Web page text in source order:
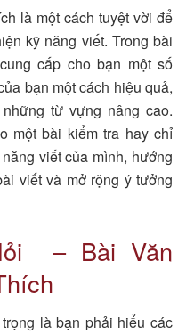
là một cách tuyệt vời để
kỹ năng viết. Trong bài
cấp cho bạn một số
bạn một cách hiệu quả,
từ vựng nâng cao.
một bài kiểm tra hay chỉ
viết của mình, hướng
viết và mở rộng ý tưởng
– Bài Văn
là bạn phải hiểu các